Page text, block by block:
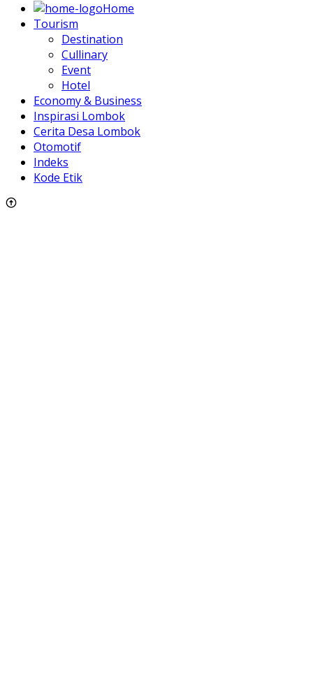
Home
Tourism
Destination
Cullinary
Event
Hotel
Economy & Business
Inspirasi Lombok
Cerita Desa Lombok
Otomotif
Indeks
Kode Etik